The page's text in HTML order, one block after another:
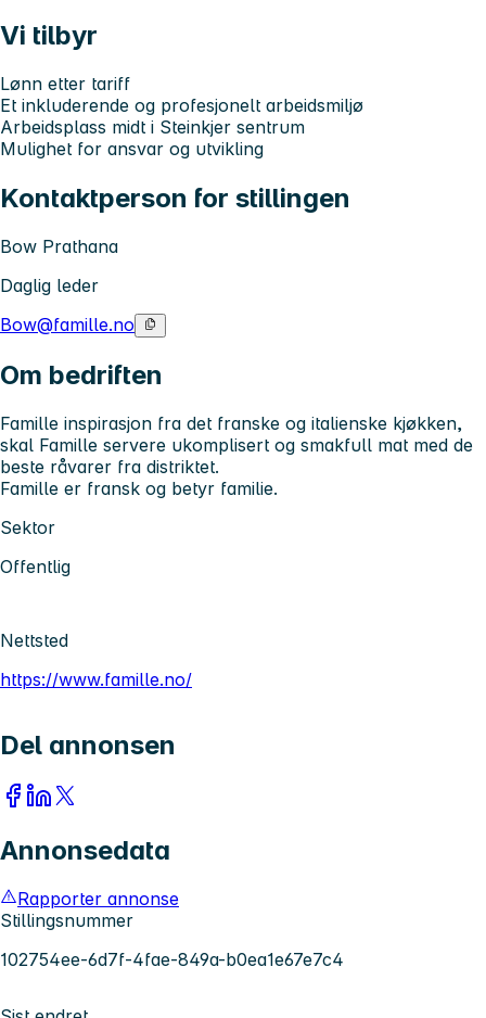
Vi tilbyr
Lønn etter tariff
Et inkluderende og profesjonelt arbeidsmiljø
Arbeidsplass midt i Steinkjer sentrum
Mulighet for ansvar og utvikling
Kontaktperson for stillingen
Bow Prathana
Daglig leder
Bow@famille.no
Om bedriften
Famille inspirasjon fra det franske og italienske kjøkken,
skal Famille servere ukomplisert og smakfull mat med de
beste råvarer fra distriktet.
Famille er fransk og betyr familie.
Sektor
Offentlig
Nettsted
https://www.famille.no/
Del annonsen
Annonsedata
Rapporter annonse
Stillingsnummer
102754ee-6d7f-4fae-849a-b0ea1e67e7c4